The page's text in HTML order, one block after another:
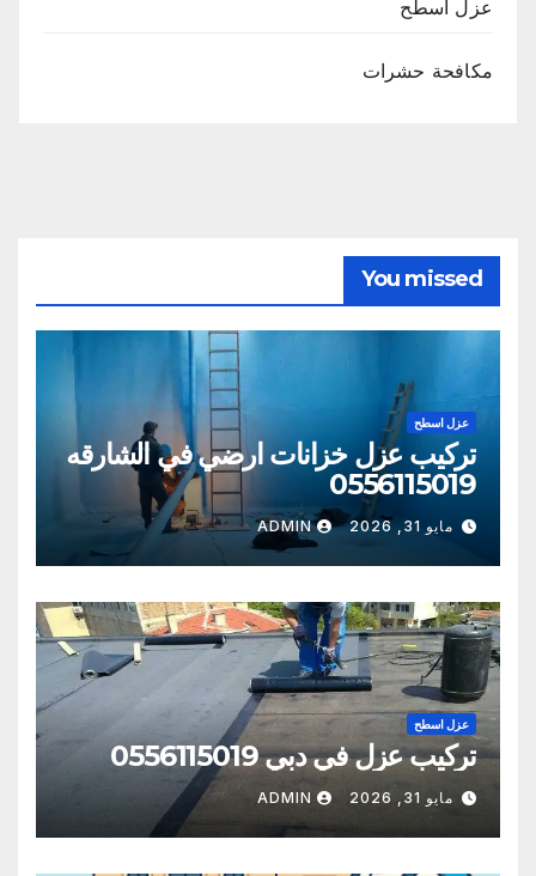
عزل اسطح
مكافحة حشرات
You missed
عزل اسطح
تركيب عزل خزانات ارضي في الشارقه
0556115019
مايو 31, 2026 ADMIN
عزل اسطح
تركيب عزل في دبي 0556115019
مايو 31, 2026 ADMIN